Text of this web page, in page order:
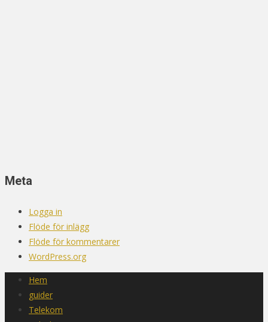
Meta
Logga in
Flöde för inlägg
Flöde för kommentarer
WordPress.org
Hem
guider
Telekom